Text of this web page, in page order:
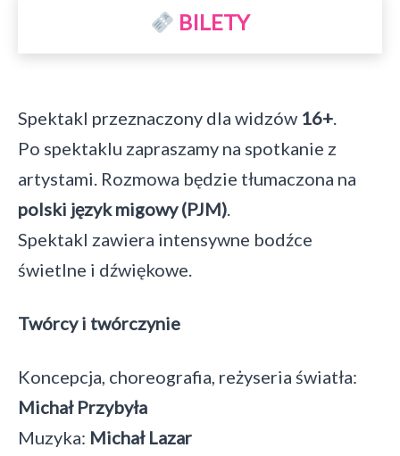
BILETY
Spektakl przeznaczony dla widzów 16+.
Po spektaklu zapraszamy na spotkanie z
artystami. Rozmowa będzie tłumaczona na
polski język migowy (PJM).
Spektakl zawiera intensywne bodźce
świetlne i dźwiękowe.
Twórcy i twórczynie
Koncepcja, choreografia, reżyseria światła:
Michał Przybyła
Muzyka: Michał Lazar